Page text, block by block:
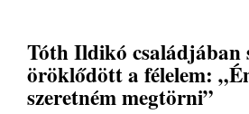
Tóth Ildikó családjában
öröklődött a félelem:
szeretném megtörni”